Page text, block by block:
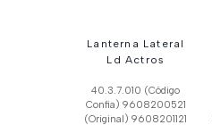
Lanterna Lateral
Ld Actros
40.3.7.010 (Código
Confia) 9608200521
(Original) 9608201121